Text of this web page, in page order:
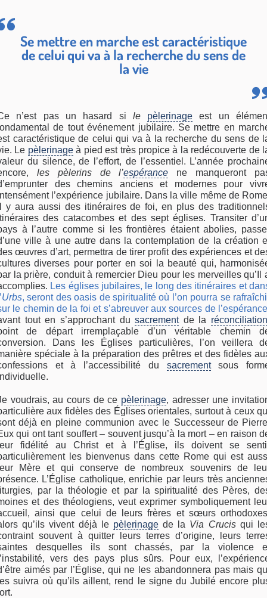
Se mettre en marche est caractéristique
de celui qui va à la recherche du sens de
la vie
n’est pas un hasard si le pèlerinage est un
de tout événement jubilaire. Se mettre en
caractéristique de celui qui va à la recherche du sens de
Le pèlerinageà pied est très propice à la redécouverte de
du silence, de l’effort, de l’essentiel. L’année
les pèlerins de l’espérance ne manqueront
des chemins anciens et modernes pour
l’expérience jubilaire. Dans la ville même de
y aura aussi des itinéraires de foi, en plus des
des catacombes et des sept églises. Transiter
à l’autre comme si les frontières étaient abolies,
ville à une autre dans la contemplation de la création
œuvres d’art, permettra de tirer profit des expériences et
diverses pour porter en soi la beauté qui,
la prière, conduit à remercier Dieu pour les merveilles qu’Il
Les églises jubilaires, le long des itinéraires et
Urbs, seront des oasis de spiritualité où l’on pourra se
le chemin de la foi et s’abreuver aux sources de l’espérance
tout en s’approchant dusacrementde la réconciliation
de départ irremplaçable d’un véritable chemin
Dans les Églises particulières, l’on veillera
spéciale à la préparation des prêtres et des fidèles
et à l’accessibilité du sacrementsous
voudrais, au cours de ce pèlerinage, adresser une
aux fidèles des Églises orientales, surtout à ceux
déjà en pleine communion avec le Successeur de
qui ont tant souffert – souvent jusqu’à la mort – en raison
fidélité au Christ et à l’Église, ils doivent se
les bienvenus dans cette Rome qui est
Mère et qui conserve de nombreux souvenirs de
L’Église catholique, enrichie par leurs très
par la théologie et par la spiritualité des Pères,
et des théologiens, veut exprimer symboliquement
ainsi que celui de leurs frères et sœurs
qu’ils vivent déjà le pèlerinagede la Via Crucisqui
souvent à quitter leurs terres d’origine, leurs
desquelles ils sont chassés, par la violence
vers des pays plus sûrs. Pour eux,
aimés par l’Église, qui ne les abandonnera pas mais
suivra où qu’ils aillent, rend le signe du Jubilé encore